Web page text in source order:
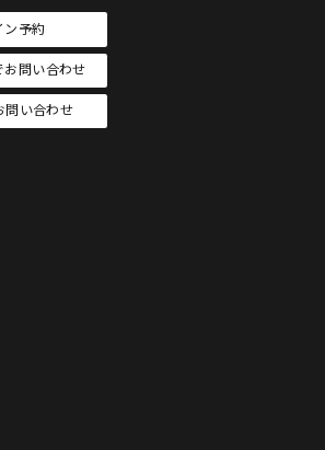
STUDIO 4696 横浜馬車道店
STUDIO 4696 川崎店
ン予約
お問い合わせ
問い合わせ